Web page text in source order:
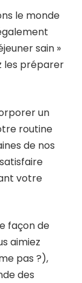
le monde
sain »
les préparer
un
routine
de nos
votre
façon de
aimiez
pas ?),
des